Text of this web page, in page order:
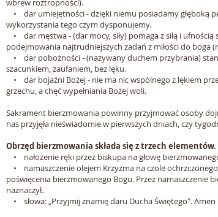
wbrew roztropności).
• dar umiejętności - dzięki niemu posiadamy głęboką
wykorzystania tego czym dysponujemy.
• dar męstwa - (dar mocy, siły) pomaga z siłą i
podejmowania najtrudniejszych zadań z miłości do boga
• dar pobożności - (nazywany duchem przybrania)
szacunkiem, zaufaniem, bez lęku.
• dar bojaźni Bożej - nie ma nic wspólnego z lękiem
grzechu, a chęć wypełniania Bożej woli.
Sakrament bierzmowania powinny przyjmować osoby
nas przyjęła nieświadomie w pierwszych dniach, czy
Obrzęd bierzmowania składa się z trzech elementów.
• nałożenie ręki przez biskupa na głowę
• namaszczenie olejem Krzyżma na czole
poświęcenia bierzmowanego Bogu. Przez namaszczenie
naznaczył.
• słowa: „Przyjmij znamię daru Ducha Świętego". Amen